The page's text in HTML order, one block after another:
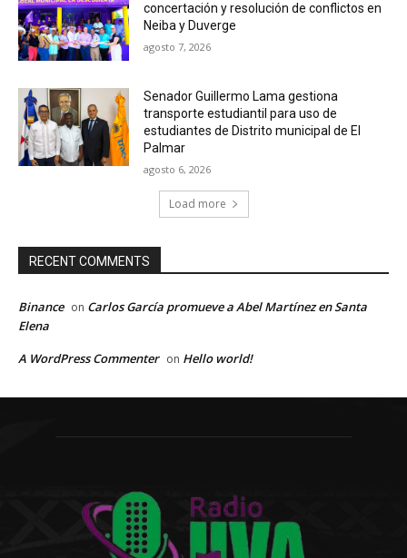
concertación y resolución de conflictos en
Neiba y Duverge
agosto 7, 2026
Senador Guillermo Lama gestiona
transporte estudiantil para uso de
estudiantes de Distrito municipal de El
Palmar
agosto 6, 2026
Load more
RECENT COMMENTS
Binance on Carlos García promueve a Abel Martínez en Santa
Elena
A WordPress Commenter on Hello world!